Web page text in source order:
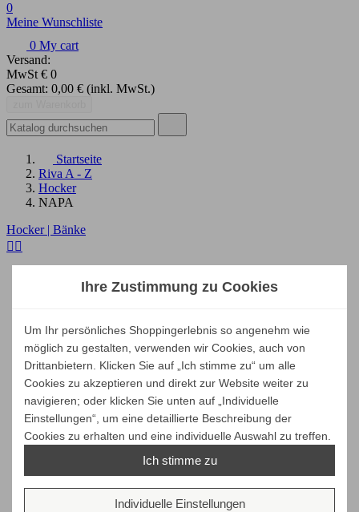
0
Meine Wunschliste
0 My cart
Versand:
MwSt € 0
Gesamt: 0,00 € (inkl. MwSt.)
Startseite
Riva A - Z
Hocker
NAPA
Alle löschen
Produkte ansehen1
Hocker | Bänke
 
AMEDEA
BARNEY
BITTA
BOTTE
BRICOLA VENEZIA STOOL
BRICOLAGES
BRIDGE
KAIRO
BUNGALOW
CHEF ONE
COOK ONE
COPPA
Ihre Zustimmung zu Cookies
Um Ihr persönliches Shoppingerlebnis so angenehm wie
möglich zu gestalten, verwenden wir Cookies, auch von
Drittanbietern. Klicken Sie auf „Ich stimme zu“ um alle
Cookies zu akzeptieren und direkt zur Website weiter zu
navigieren; oder klicken Sie unten auf „Individuelle
Einstellungen“, um eine detaillierte Beschreibung der
Cookies zu erhalten und eine individuelle Auswahl zu treffen.
Ich stimme zu
Individuelle Einstellungen